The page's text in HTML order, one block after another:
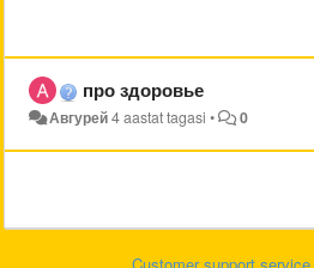
про здоровье
Авгурей4 aastat tagasi • 0